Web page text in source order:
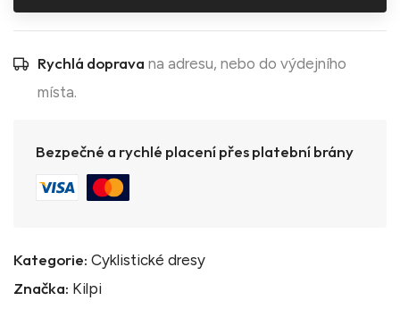
Rychlá doprava na adresu, nebo do výdejního
místa.
Bezpečné a rychlé placení přes platební brány
Kategorie: Cyklistické dresy
Značka: Kilpi